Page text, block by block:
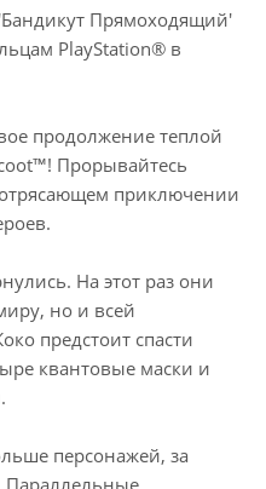
Прямоходящий'
PlayStation® в
продолжение теплой
Прорывайтесь
приключении
На этот раз они
но и всей
предстоит спасти
квантовые маски и
персонажей, за